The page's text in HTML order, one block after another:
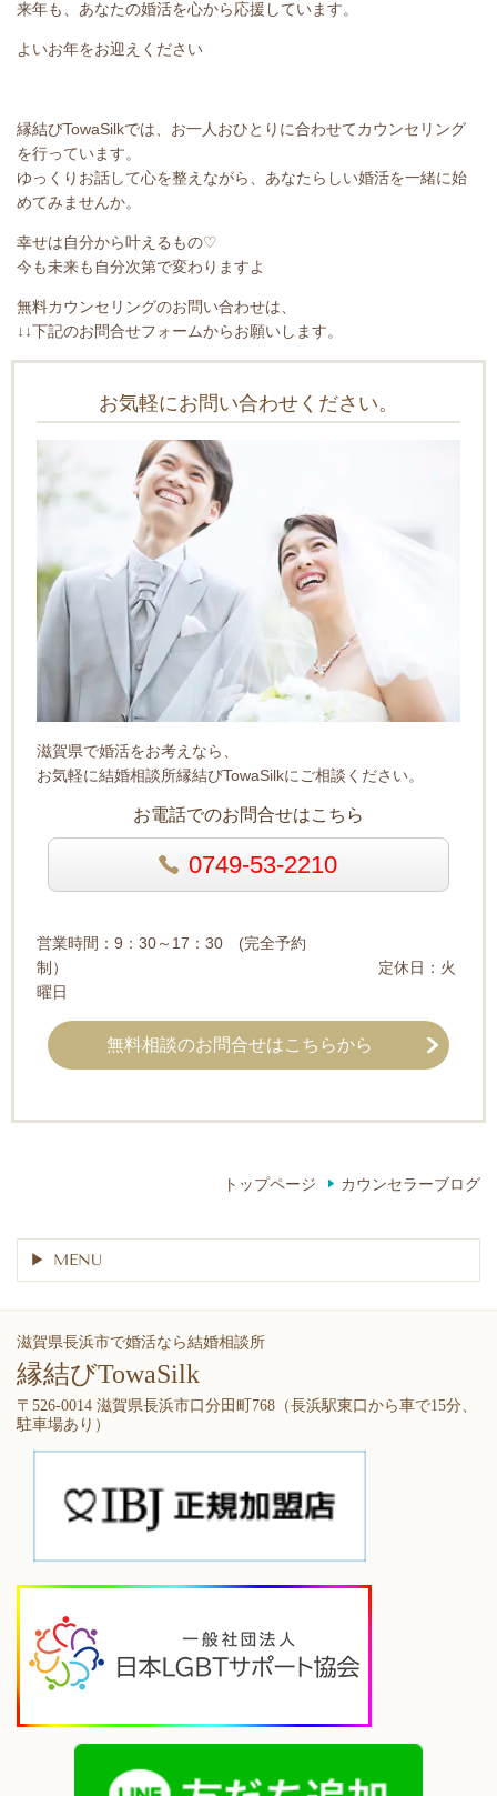
来年も、あなたの婚活を心から応援しています。
よいお年をお迎えください
縁結びTowaSilkでは、お一人おひとりに合わせてカウンセリング
を行っています。
ゆっくりお話して心を整えながら、あなたらしい婚活を一緒に始
めてみませんか。
幸せは自分から叶えるもの♡
今も未来も自分次第で変わりますよ
無料カウンセリングのお問い合わせは、
↓↓下記のお問合せフォームからお願いします。
お気軽にお問い合わせください。
滋賀県で婚活をお考えなら、
お気軽に結婚相談所縁結びTowaSilkにご相談ください。
お電話でのお問合せはこちら
0749-53-2210
営業時間：9：30～17：30 (完全予約
制） 定休日：火
曜日
無料相談のお問合せはこちらから
トップページ カウンセラーブログ
MENU
滋賀県長浜市で婚活なら結婚相談所
縁結びTowaSilk
〒526-0014 滋賀県長浜市口分田町768（長浜駅東口から車で15分、
駐車場あり）